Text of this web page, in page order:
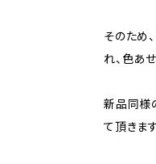
そのため
れ、色あ
新品同様
て頂きま